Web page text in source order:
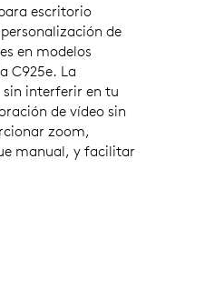
escritorio
de
en modelos
C925e. La
interferir en tu
de vídeo sin
zoom,
manual, y facilitar